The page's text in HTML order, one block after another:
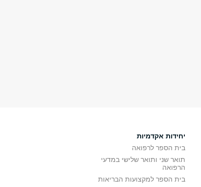
יחידות אקדמיות
בית הספר לרפואה
תואר שני ותואר שלישי במדעי
הרפואה
בית הספר למקצועות הבריאות